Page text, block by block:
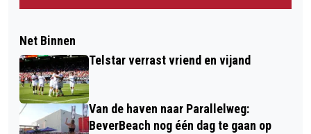
Net Binnen
Telstar verrast vriend en vijand
Van de haven naar Parallelweg:
BeverBeach nog één dag te gaan op